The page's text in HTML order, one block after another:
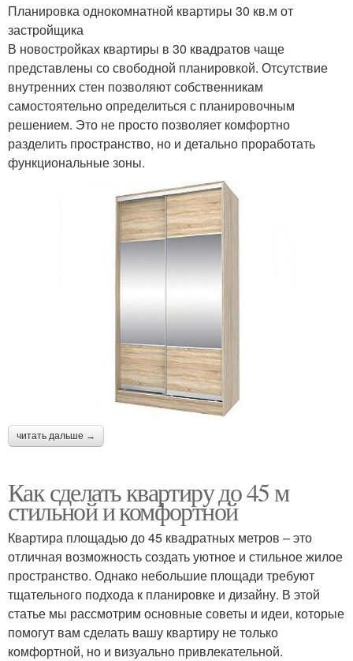
Планировка однокомнатной квартиры 30 кв.м от
застройщика
В новостройках квартиры в 30 квадратов чаще
представлены со свободной планировкой. Отсутствие
внутренних стен позволяют собственникам
самостоятельно определиться с планировочным
решением. Это не просто позволяет комфортно
разделить пространство, но и детально проработать
функциональные зоны.
читать дальше →
Как сделать квартиру до 45 м
стильной и комфортной
Квартира площадью до 45 квадратных метров – это
отличная возможность создать уютное и стильное жилое
пространство. Однако небольшие площади требуют
тщательного подхода к планировке и дизайну. В этой
статье мы рассмотрим основные советы и идеи, которые
помогут вам сделать вашу квартиру не только
комфортной, но и визуально привлекательной.